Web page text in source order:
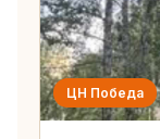
ЦН Победа